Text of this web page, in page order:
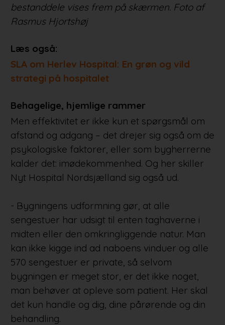
bestanddele vises frem på skærmen. Foto af
Rasmus Hjortshøj
Læs også:
SLA om Herlev Hospital: En grøn og vild
strategi på hospitalet
Behagelige, hjemlige rammer
Men effektivitet er ikke kun et spørgsmål om
afstand og adgang – det drejer sig også om de
psykologiske faktorer, eller som bygherrerne
kalder det: imødekommenhed. Og her skiller
Nyt Hospital Nordsjælland sig også ud.
- Bygningens udformning gør, at alle
sengestuer har udsigt til enten taghaverne i
midten eller den omkringliggende natur. Man
kan ikke kigge ind ad naboens vinduer og alle
570 sengestuer er private, så selvom
bygningen er meget stor, er det ikke noget,
man behøver at opleve som patient. Her skal
det kun handle og dig, dine pårørende og din
behandling.